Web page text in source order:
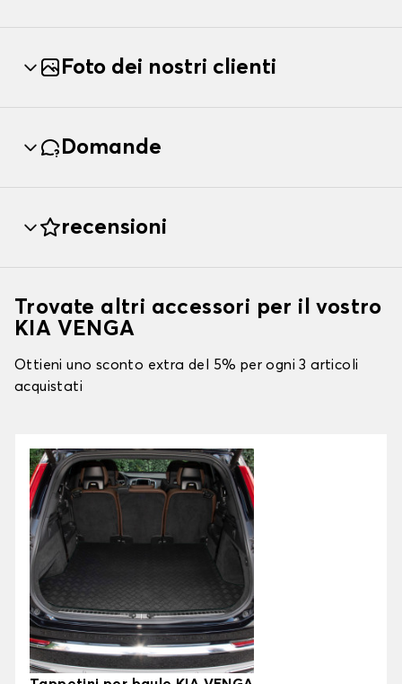
Foto dei nostri clienti
Domande
recensioni
Trovate altri accessori per il vostro
KIA VENGA
Ottieni uno sconto extra del 5% per ogni 3 articoli
acquistati